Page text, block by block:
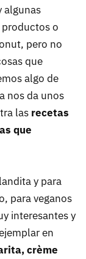
algunas
o
pero no
que
algo de
nos da unos
las recetas
que
y para
para veganos
interesantes y
en
crème